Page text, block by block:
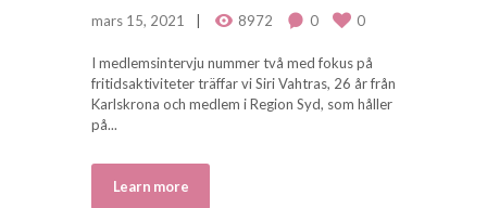
mars 15, 2021 8972 0 0
I medlemsintervju nummer två med fokus på
fritidsaktiviteter träffar vi Siri Vahtras, 26 år från
Karlskrona och medlem i Region Syd, som håller
på...
Learn more